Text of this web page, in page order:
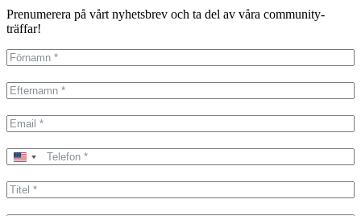
Prenumerera på vårt nyhetsbrev och ta del av våra community-
träffar!
United
+1